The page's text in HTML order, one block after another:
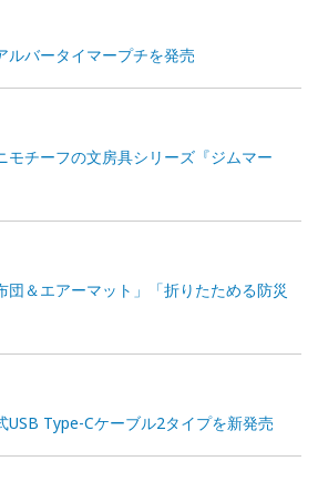
ルバータイマープチを発売
モチーフの文房具シリーズ『ジムマー
団＆エアーマット」「折りたためる防災
USB Type-Cケーブル2タイプを新発売